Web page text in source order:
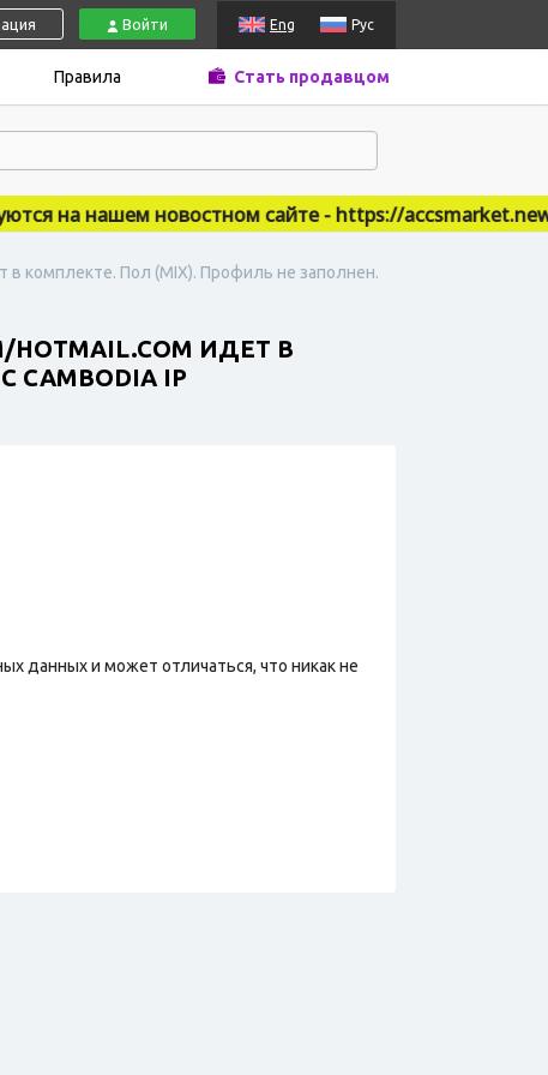
Войти Eng Рус
Правила Стать продавцом
на нашем новостном сайте - https://accsmarket.news
комплекте. Пол (MIX). Профиль не заполнен.
ИДЕТ В
IP
данных и может отличаться, что никак не